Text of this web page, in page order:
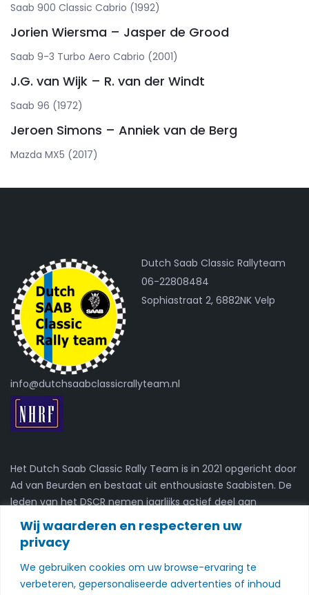
Wij waarderen en respecteren uw
privacy
We gebruiken cookies om uw browse-ervaring te
verbeteren, gepersonaliseerde advertenties of inhoud
Saab 900 Classic Cabrio (1992)
Jorien Wiersma – Jasper de Grood
Saab 9-3 Turbo Aero Cabrio (2001)
J.G. van Wijk – R. van der Windt
Saab 96 (1972)
Jeroen Simons – Anniek van de Berg
Mazda MX5 (2017)
Dutch Saab Classic Rallyteam
06-22808484
Sophiastraat 2, 6882NK Velp
info@dutchsaabclassicrallyteam.nl
Het Dutch Saab Classic Rally Team is in 2021 opgericht door
Ad van Beurden en bestaat uit enthousiaste Saabisten. De
leden van het DSCR nemen jaarlijks actief deel aan
kaartleesrally's.
Nieuwsbrief
Schrijf je in voor onze nieuwsbrief